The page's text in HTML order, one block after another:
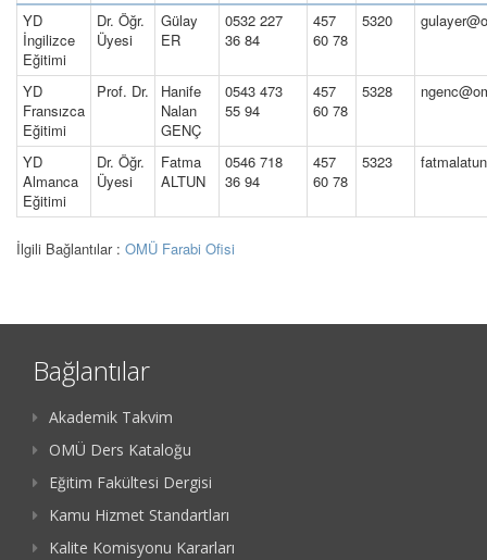
YD
İngilizce
Eğitimi
Dr. Öğr.
Üyesi
Gülay
ER
0532 227
36 84
457
60 78
5320
YD
Fransızca
Eğitimi
Prof. Dr.
Hanife
Nalan
GENÇ
0543 473
55 94
457
60 78
5328
YD
Almanca
Eğitimi
Dr. Öğr.
Üyesi
Fatma
ALTUN
0546 718
36 94
457
60 78
5323
İlgili Bağlantılar : OMÜ Farabi Ofisi
Bağlantılar
Akademik Takvim
OMÜ Ders Kataloğu
Eğitim Fakültesi Dergisi
Kamu Hizmet Standartları
Kalite Komisyonu Kararları